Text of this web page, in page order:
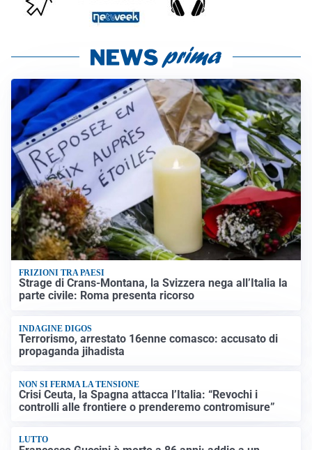
FRIZIONI TRA PAESI
Strage di Crans-Montana, la Svizzera nega all’Italia la
parte civile: Roma presenta ricorso
INDAGINE DIGOS
Terrorismo, arrestato 16enne comasco: accusato di
propaganda jihadista
NON SI FERMA LA TENSIONE
Crisi Ceuta, la Spagna attacca l’Italia: “Revochi i
controlli alle frontiere o prenderemo contromisure”
LUTTO